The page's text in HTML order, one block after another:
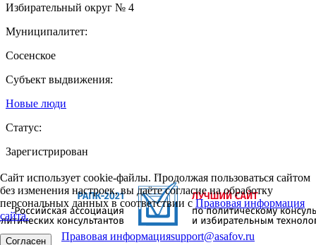
Избирательный округ № 4
Муниципалитет:
Сосенское
Субъект выдвижения:
Новые люди
Статус:
Зарегистрирован
Сайт использует cookie-файлы. Продолжая пользоваться сайтом
без изменения настроек, вы даёте согласие на обработку
персональных данных в соответствии сПравовая информация
сайта.
Согласен Правовая информацияsupport@asafov.ru